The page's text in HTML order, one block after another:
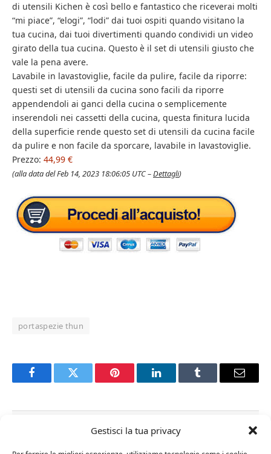
Gestisci la tua privacy
di utensili Kichen è così bello e fantastico che riceverai molti
“mi piace”, “elogi”, “lodi” dai tuoi ospiti quando visitano la
tua cucina, dai tuoi divertimenti quando condividi un video
girato della tua cucina. Questo è il set di utensili giusto che
vale la pena avere.
Lavabile in lavastoviglie, facile da pulire, facile da riporre:
questi set di utensili da cucina sono facili da riporre
appendendoli ai ganci della cucina o semplicemente
inserendoli nei cassetti della cucina, questa finitura lucida
della superficie rende questo set di utensili da cucina facile
da pulire e non facile da sporcare, lavabile in lavastoviglie.
Prezzo: 44,99 €
(alla data del Feb 14, 2023 18:06:05 UTC –Dettagli)
portaspezie thun
FacebookTwitter Pinterest LinkedInTumblr Email